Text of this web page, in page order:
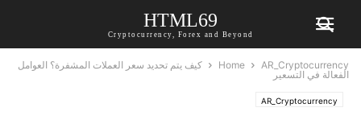
HTML69
Cryptocurrency, Forex and Beyond
Home AR_Cryptocurrency
كيف يتم تحديد سعر العملات المشفرة؟ العوامل
الفعالة في التسعير
AR_Cryptocurrency